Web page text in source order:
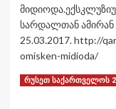
თემაზე
ინტერვიუ
თავდაცვის
სამინისტროს
სამოქალაქო
სარდალთან ამირან
25.03.2017. http://
omisken-midioda/
Read MoreRead
რუსეთ საქართველოს